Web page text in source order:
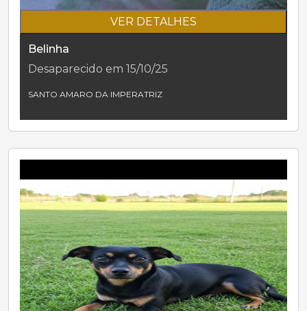
VER DETALHES
Belinha
Desaparecido em 15/10/25
SANTO AMARO DA IMPERATRIZ